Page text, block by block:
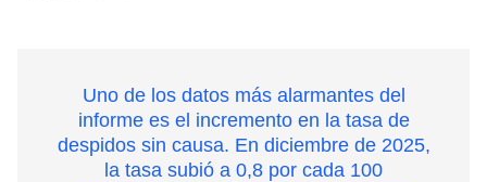
Uno de los datos más alarmantes del
informe es el incremento en la tasa de
despidos sin causa. En diciembre de 2025,
la tasa subió a 0,8 por cada 100